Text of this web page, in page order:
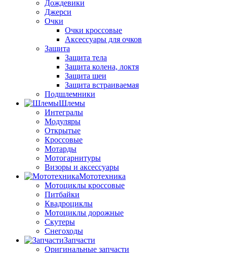
Дождевики
Джерси
Очки
Очки кроссовые
Аксессуары для очков
Защита
Защита тела
Защита колена, локтя
Защита шеи
Защита встраиваемая
Подшлемники
Шлемы
Интегралы
Модуляры
Открытые
Кроссовые
Мотарды
Мотогарнитуры
Визоры и аксессуары
Мототехника
Мотоциклы кроссовые
Питбайки
Квадроциклы
Мотоциклы дорожные
Скутеры
Снегоходы
Запчасти
Оригинальные запчасти